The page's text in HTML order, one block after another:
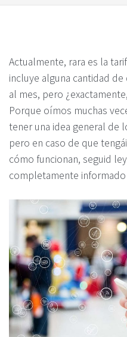
Actualmente, rara es la
incluye alguna cantidad
al mes, pero ¿exactamente,
Porque oímos muchas
tener una idea general de
pero en caso de que
cómo funcionan, seguid
completamente